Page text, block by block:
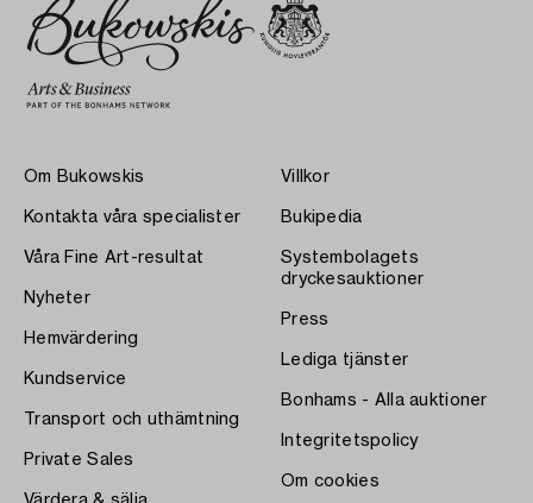
Om Bukowskis
Kontakta våra specialister
Våra Fine Art-resultat
Nyheter
Hemvärdering
Kundservice
Transport och uthämtning
Private Sales
Villkor
Bukipedia
Systembolagets
dryckesauktioner
Press
Lediga tjänster
Bonhams - Alla auktioner
Integritetspolicy
Om cookies